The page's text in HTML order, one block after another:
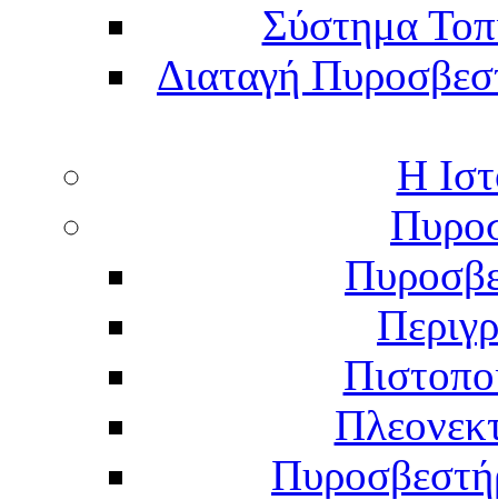
Σύστημα
Διαταγή
Η